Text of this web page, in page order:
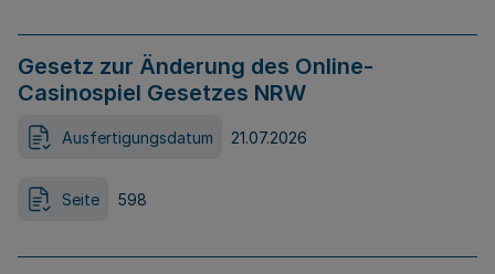
Gesetz zur Änderung des Online-
Casinospiel Gesetzes NRW
Ausfertigungsdatum 21.07.2026
Seite 598